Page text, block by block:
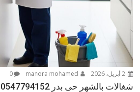
2 أبريل، 2026 0
شغالات بالشهر حى بدر 0547794152